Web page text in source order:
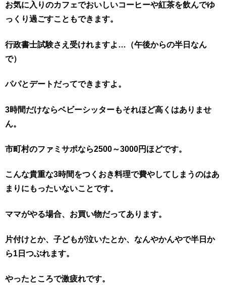
お気に入りのカフェでおいしいコーヒーや紅茶を飲んでゆ
っくり過ごすこともできます。
行政書士試験さえ受けれますよ…（午後からの半日なん
で）
パパとデートだってできますよ。
3時間だけならベビーシッターもそれほど高くはありませ
ん。
市町村のファミサポなら2500～3000円ほどです。
こんな貴重な3時間をつくおき料理で費やしてしまうのはあ
まりにもったいないことです。
ママがやる場合、お買い物だってあります。
片付けとか、子どもが泣いたとか、なんやかんやで半日か
ら1日つぶれます。
やったところで激疲れです。